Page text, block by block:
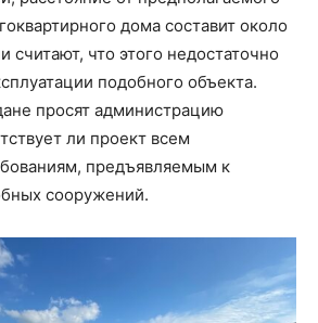
дома составит около
считают, что этого недостаточно
подобного объекта.
просят администрацию
ли проект всем
предъявляемым к
сооружений.